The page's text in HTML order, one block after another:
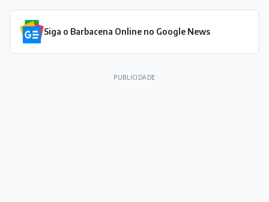
Siga o Barbacena Online no Google News
PUBLICIDADE